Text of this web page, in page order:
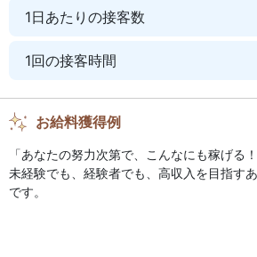
独立支援あり
出張面接
待遇・働きやすさ
未経験OK
1日あたりの接客数
1回の接客時間
お給料獲得例
「あなたの努力次第で、こんなにも稼げる！
未経験でも、経験者でも、高収入を目指す
です。